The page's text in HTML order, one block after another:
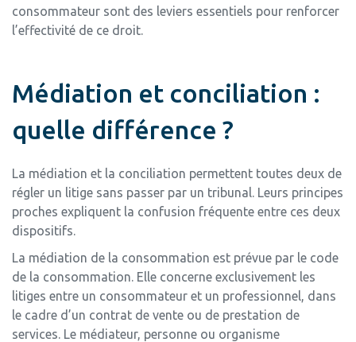
consommateur sont des leviers essentiels pour renforcer
l’effectivité de ce droit.
Médiation et conciliation :
quelle différence ?
La médiation et la conciliation permettent toutes deux de
régler un litige sans passer par un tribunal. Leurs principes
proches expliquent la confusion fréquente entre ces deux
dispositifs.
La médiation de la consommation est prévue par le code
de la consommation. Elle concerne exclusivement les
litiges entre un consommateur et un professionnel, dans
le cadre d’un contrat de vente ou de prestation de
services. Le médiateur, personne ou organisme